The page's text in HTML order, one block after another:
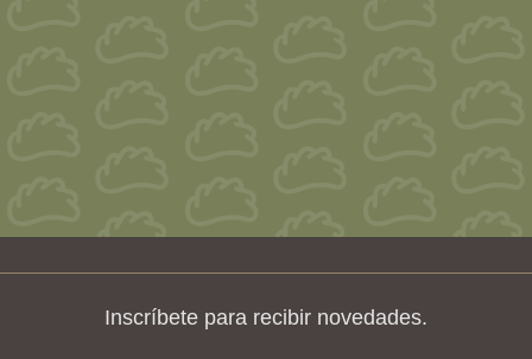
Inscríbete para recibir novedades.